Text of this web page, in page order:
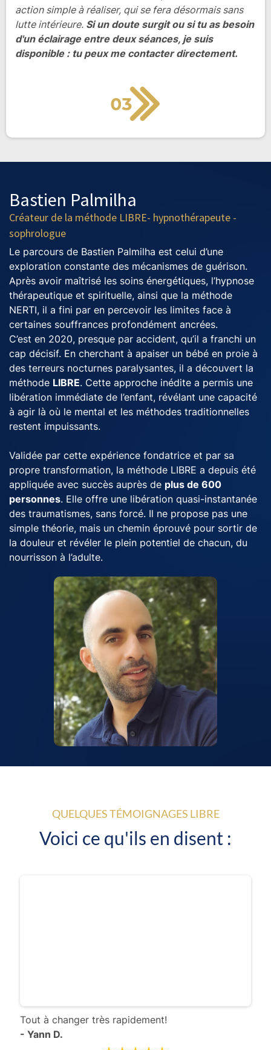
action simple à réaliser, qui se fera désormais sans
lutte intérieure. Si un doute surgit ou si tu as besoin
d'un éclairage entre deux séances, je suis
disponible : tu peux me contacter directement.
Bastien Palmilha
Créateur de la méthode LIBRE- hypnothérapeute -
sophrologue
Le parcours de Bastien Palmilha est celui d’une
exploration constante des mécanismes de guérison.
Après avoir maîtrisé les soins énergétiques, l’hypnose
thérapeutique et spirituelle, ainsi que la méthode
NERTI, il a fini par en percevoir les limites face à
certaines souffrances profondément ancrées.
C’est en 2020, presque par accident, qu’il a franchi un
cap décisif. En cherchant à apaiser un bébé en proie à
des terreurs nocturnes paralysantes, il a découvert la
méthode LIBRE. Cette approche inédite a permis une
libération immédiate de l’enfant, révélant une capacité
à agir là où le mental et les méthodes traditionnelles
restent impuissants.
Validée par cette expérience fondatrice et par sa
propre transformation, la méthode LIBRE a depuis été
appliquée avec succès auprès de plus de 600
personnes. Elle offre une libération quasi-instantanée
des traumatismes, sans forcé. Il ne propose pas une
simple théorie, mais un chemin éprouvé pour sortir de
la douleur et révéler le plein potentiel de chacun, du
nourrisson à l’adulte.
QUELQUES TÉMOIGNAGES LIBRE
Voici ce qu'ils en disent :
Tout à changer très rapidement!
- Yann D.